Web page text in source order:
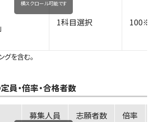
1科目選択 100※
横スクロール可能です
グを含む。
員・倍率・合格者数
募集人員 志願者数
倍率